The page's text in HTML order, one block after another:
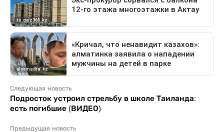
Следующая новость
Подросток устроил стрельбу в школе Таиланда:
есть погибшие (ВИДЕО)
Предыдущая новость